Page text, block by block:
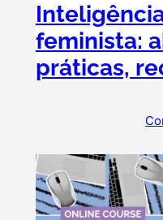
feminista:
práticas,